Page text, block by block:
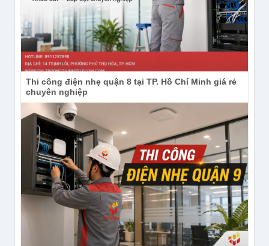
Thi công điện nhẹ quận 8 tại TP. Hồ Chí Minh giá rẻ
chuyên nghiệp